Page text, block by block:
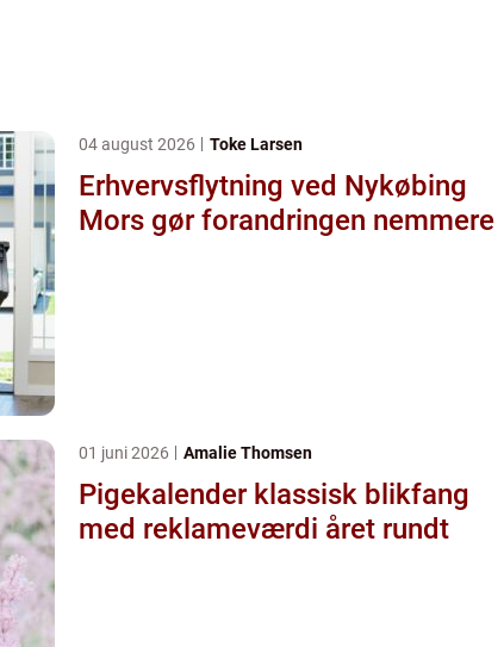
04 august 2026 Toke Larsen
Erhvervsflytning ved Nykøbing
Mors gør forandringen nemmere
01 juni 2026 Amalie Thomsen
Pigekalender klassisk blikfang
med reklameværdi året rundt